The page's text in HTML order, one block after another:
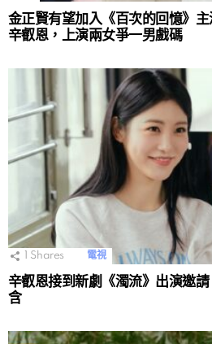
金正賢有望加入《百次的回憶》
辛叡恩，上演兩女爭一男戲碼
Shares 電視
辛叡恩接到新劇《濁流》出演邀
含